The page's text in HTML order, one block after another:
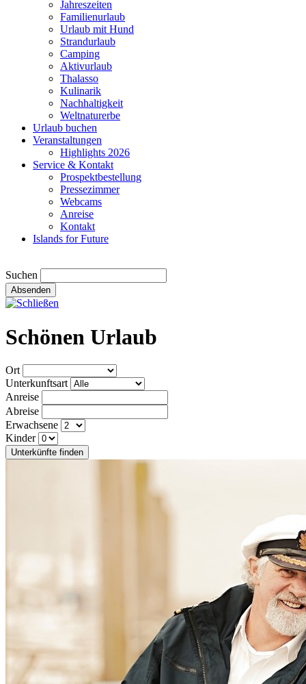
Jahreszeiten
Familienurlaub
Urlaub mit Hund
Strandurlaub
Camping
Aktivurlaub
Thalasso
Kulinarik
Nachhaltigkeit
Weltnaturerbe
Urlaub buchen
Veranstaltungen
Highlights 2026
Service & Kontakt
Prospektbestellung
Pressezimmer
Webcams
Anreise
Kontakt
Islands for Future
Suchen
Absenden
Schönen Urlaub
Ort
Unterkunftsart
Anreise
Abreise
Erwachsene
Kinder
Unterkünfte finden